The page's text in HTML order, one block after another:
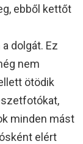
ebből kettőt
dolgát. Ez
nem
ötödik
minden mást
elért